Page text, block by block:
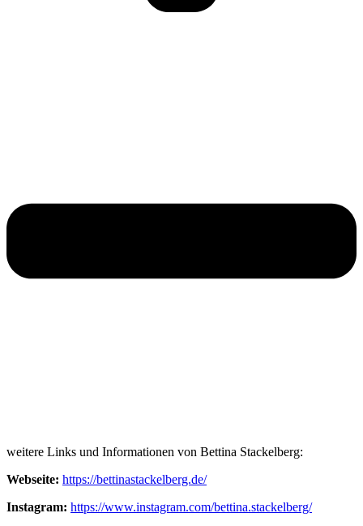
weitere Links und Informationen von Bettina Stackelberg:
Webseite: https://bettinastackelberg.de/
Instagram: https://www.instagram.com/bettina.stackelberg/